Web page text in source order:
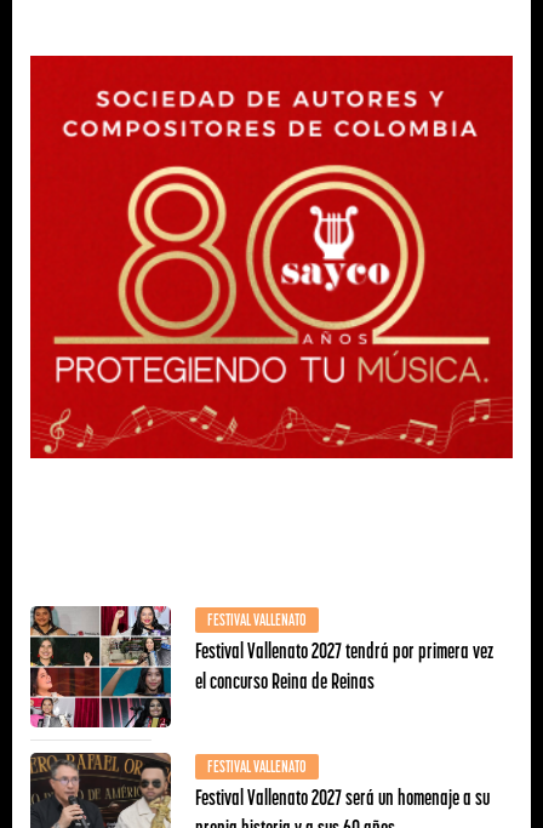
FESTIVAL VALLENATO
Festival Vallenato 2027 tendrá por primera vez
el concurso Reina de Reinas
FESTIVAL VALLENATO
Festival Vallenato 2027 será un homenaje a su